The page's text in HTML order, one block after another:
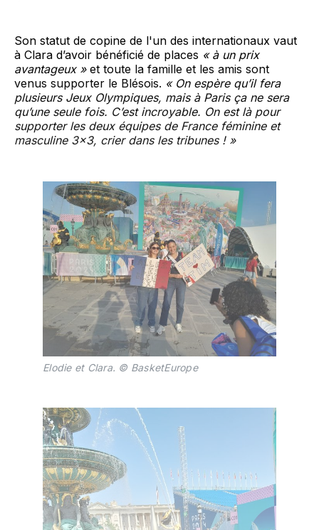
Son statut de copine de l'un des internationaux vaut
à Clara d’avoir bénéficié de places « à un prix
avantageux »et toute la famille et les amis sont
venus supporter le Blésois. « On espère qu’il fera
plusieurs Jeux Olympiques, mais à Paris ça ne sera
qu’une seule fois. C’est incroyable. On est là pour
supporter les deux équipes de France féminine et
masculine 3x3, crier dans les tribunes ! »
Elodie et Clara. © BasketEurope